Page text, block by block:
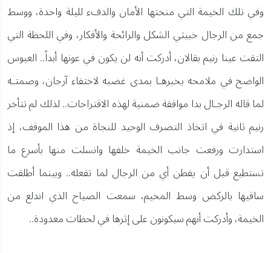
وفي تلك الخيمة التي منحتها الأمان والدفء لليلة واحدة، ووسط
جمع من الرجال خبيثي الشكل والرائحة والأفكار، وفي اللحظة التي
التقت عينا رنيم بقالان، أدركت أنه لن يكون في عونها أبداً.. العبوس
الواضح في ملامحه يخبرهـا بمدى غضبه لاختفاء آرجان، وصمتـه
لما قاله الرجـال بدا موافقة ضمنية لهذه الاقتراحات.. لذلك لم تتأخر
رنيم ثانية في اتخاذ التصرف الوحيد للنجاة من هذا الموقف، إذ
استدارت ورفعت جانب الخيمة خلفها وانسلت منها بأسرع ما
تستطيع قبل أن يفطن أي من الرجال لما تفعله.. وبينما أطلقت
ساقيها بالركض وسط المخيم، سمعت الصياح الذي اندلع من
الخيمة، وأدركت أنهم سيكونون على إثرها في لحظات معدودة..